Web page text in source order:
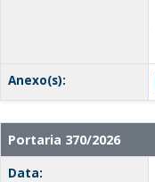
Anexo(s):
Portaria 370/2026
Data: